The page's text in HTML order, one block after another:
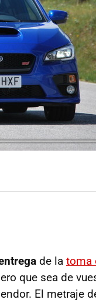
de la toma
que sea de
El metraje